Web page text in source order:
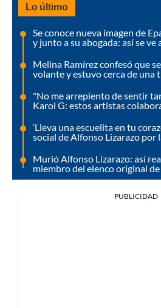
Lo último
Se conoce nueva imagen de
y junto a su abogada: así se ve
Melina Ramírez confesó que
volante y estuvo cerca de una
"No me arrepiento de sentir
Karol G: estos artistas
‘Lleva una escuelita en tu
social de Alfonso Lizarazo por
Murió Alfonso Lizarazo: así
miembro del elenco original de
PUBLICIDAD